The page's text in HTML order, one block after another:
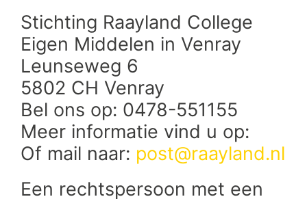
Stichting Raayland College
Eigen Middelen in Venray
Leunseweg 6
5802 CH Venray
Bel ons op: 0478-551155
Meer informatie vind u op:
Of mail naar: post@raayland.nl
Een rechtspersoon met een